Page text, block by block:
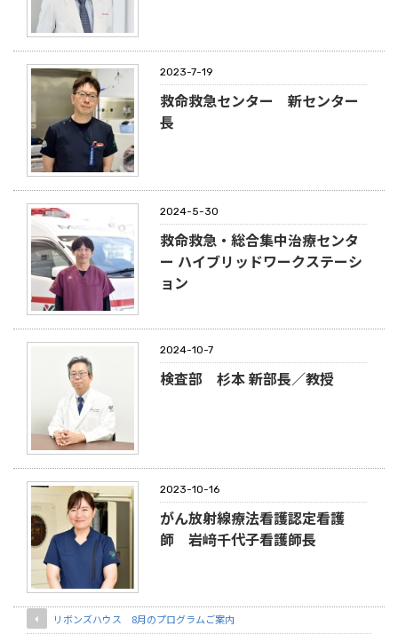
2023-7-19
救命救急センター 新センター
長
2024-5-30
救命救急・総合集中治療センタ
ー ハイブリッドワークステーシ
ョン
2024-10-7
検査部 杉本 新部長／教授
2023-10-16
がん放射線療法看護認定看護
師 岩﨑千代子看護師長
リボンズハウス 8月のプログラムご案内